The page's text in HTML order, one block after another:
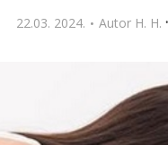
22.03. 2024. Autor H. H. ·